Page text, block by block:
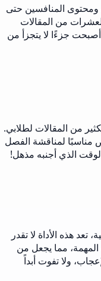
ومحتوى المنافسين حتى
من المقالات
أصبحت جزءًا لا يتجزأ من
من المقالات لطلابي.
مناسبًا لمناقشة الفصل
الذي أجنبه مذهل!
هذه الأداة لا تقدر
المهمة، مما يجعل من
ولا تفوت أبداً